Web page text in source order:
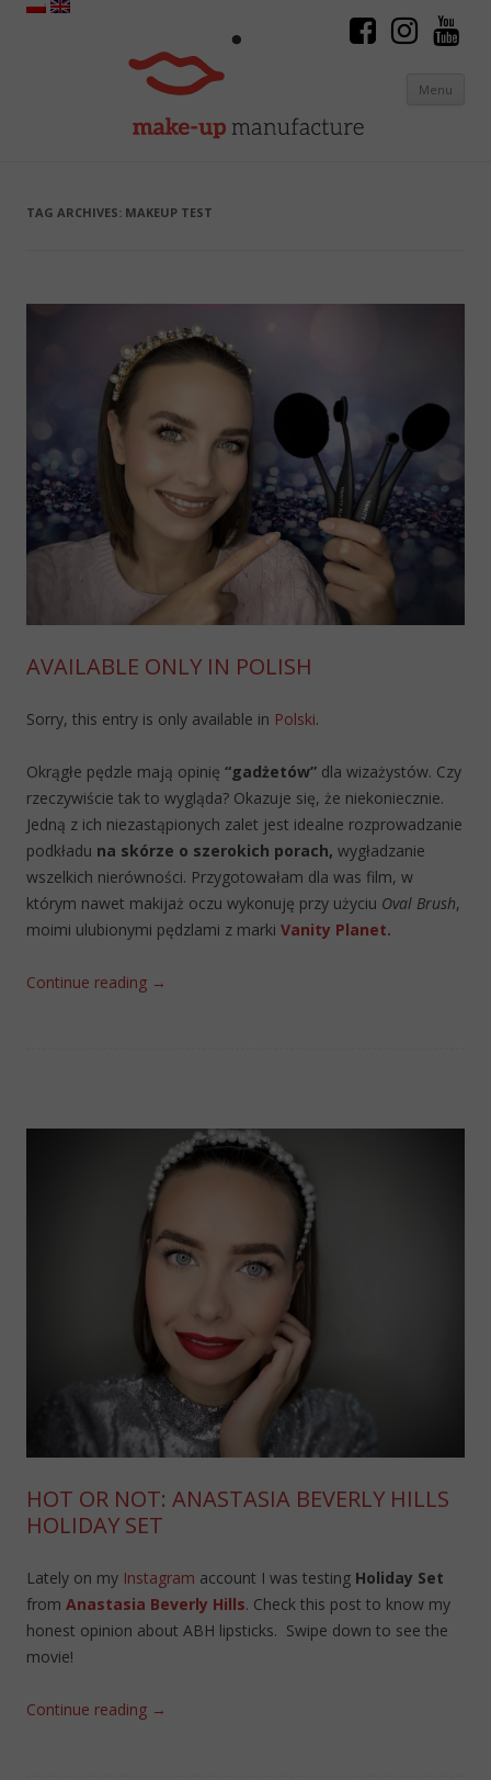
Menu
TAG ARCHIVES: MAKEUP TEST
AVAILABLE ONLY IN POLISH
Sorry, this entry is only available in Polski.
Okrągłe pędzle mają opinię “gadżetów” dla wizażystów. Czy
rzeczywiście tak to wygląda? Okazuje się, że niekoniecznie.
Jedną z ich niezastąpionych zalet jest idealne rozprowadzanie
podkładu na skórze o szerokich porach, wygładzanie
wszelkich nierówności. Przygotowałam dla was film, w
którym nawet makijaż oczu wykonuję przy użyciu Oval Brush,
moimi ulubionymi pędzlami z marki Vanity Planet.
Continue reading →
HOT OR NOT: ANASTASIA BEVERLY HILLS
HOLIDAY SET
Lately on my Instagram account I was testing Holiday Set
from Anastasia Beverly Hills. Check this post to know my
honest opinion about ABH lipsticks. Swipe down to see the
movie!
Continue reading →